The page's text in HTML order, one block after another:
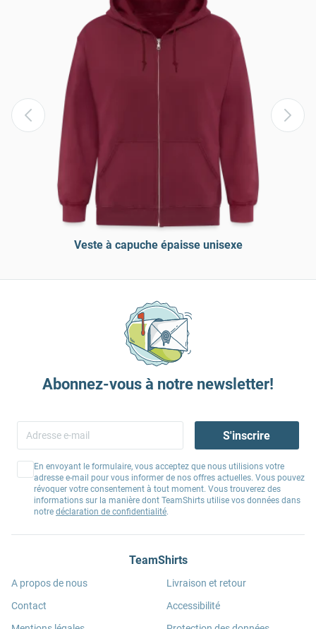
Veste à capuche épaisse unisexe
Abonnez-vous à notre newsletter!
S'inscrire
En envoyant le formulaire, vous acceptez que nous utilisions votre
adresse e-mail pour vous informer de nos offres actuelles. Vous pouvez
révoquer votre consentement à tout moment. Vous trouverez des
informations sur la manière dont TeamShirts utilise vos données dans
notre déclaration de confidentialité.
TeamShirts
A propos de nous
Contact
Livraison et retour
Accessibilité